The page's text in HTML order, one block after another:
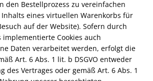
den Bestellprozess zu vereinfachen
Inhalts eines virtuellen Warenkorbs für
auf der Website). Sofern durch
implementierte Cookies auch
Daten verarbeitet werden, erfolgt die
Art. 6 Abs. 1 lit. b DSGVO entweder
des Vertrages oder gemäß Art. 6 Abs. 1